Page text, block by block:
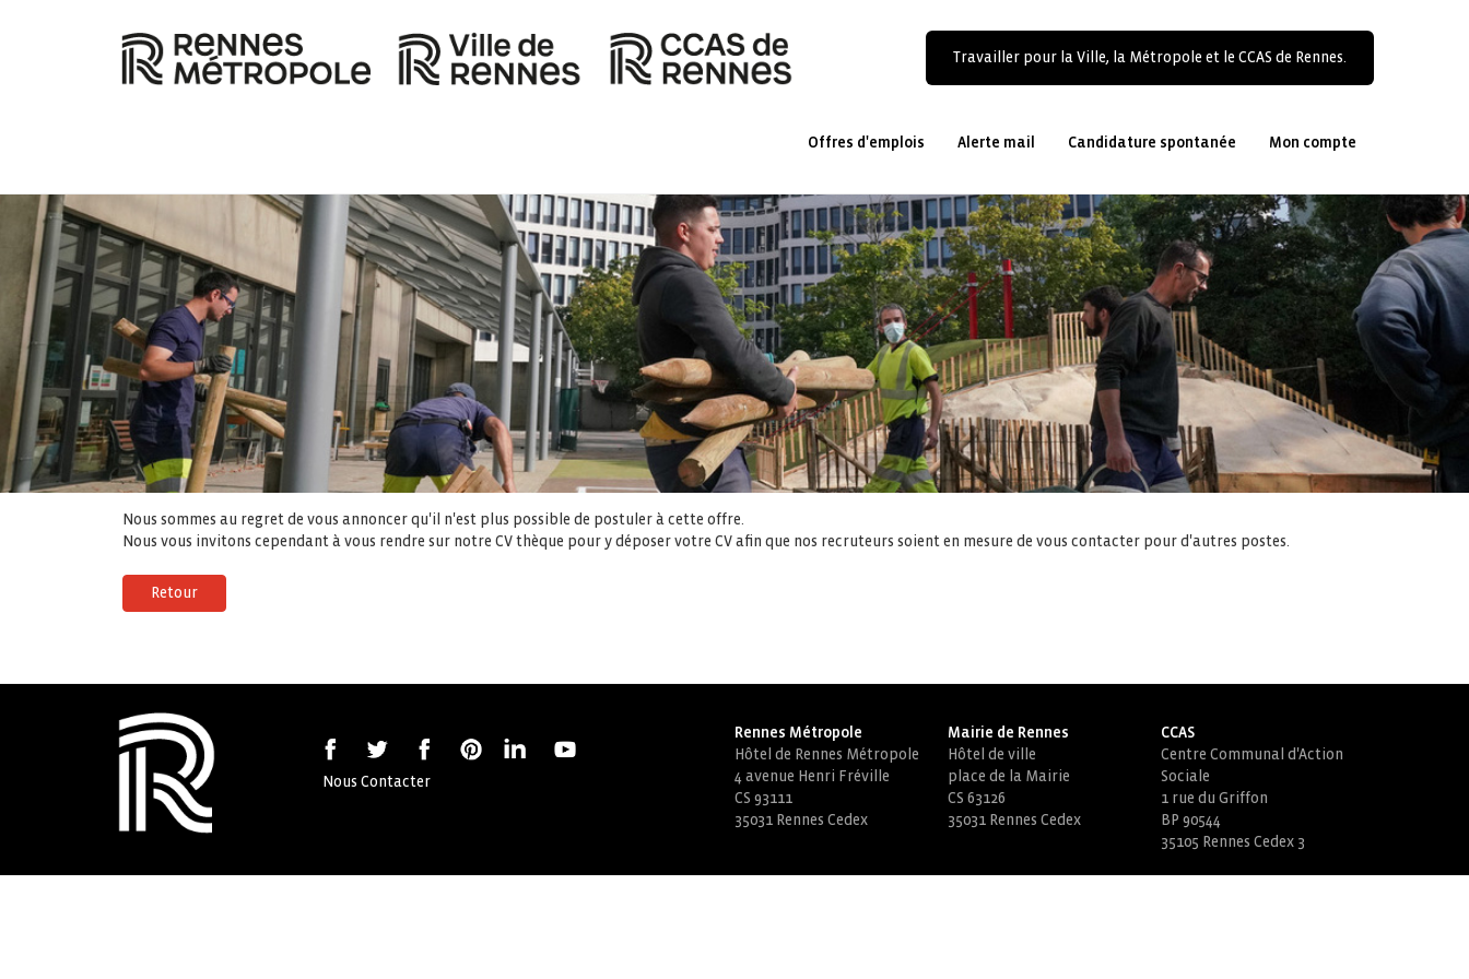
Travailler pour la Ville, la Métropole et le CCAS de Rennes.
Offres d'emplois Alerte mail Candidature spontanée Mon compte
Nous sommes au regret de vous annoncer qu'il n'est plus possible de postuler à cette offre.
Nous vous invitons cependant à vous rendre sur notre CV thèque pour y déposer votre CV afin que nos recruteurs soient en mesure de vous contacter pour d'autres postes.
Retour
Nous Contacter
Rennes Métropole
Hôtel de Rennes Métropole
4 avenue Henri Fréville
CS 93111
35031 Rennes Cedex
Mairie de Rennes
Hôtel de ville
place de la Mairie
CS 63126
35031 Rennes Cedex
CCAS
Centre Communal d'Action
Sociale
1 rue du Griffon
BP 90544
35105 Rennes Cedex 3